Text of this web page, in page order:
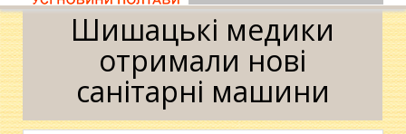
Шишацькі медики
отримали нові
санітарні машини